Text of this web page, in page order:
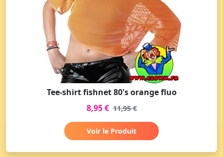
Tee-shirt fishnet 80's orange fluo
8,95 € 11,95 €
Voir le Produit